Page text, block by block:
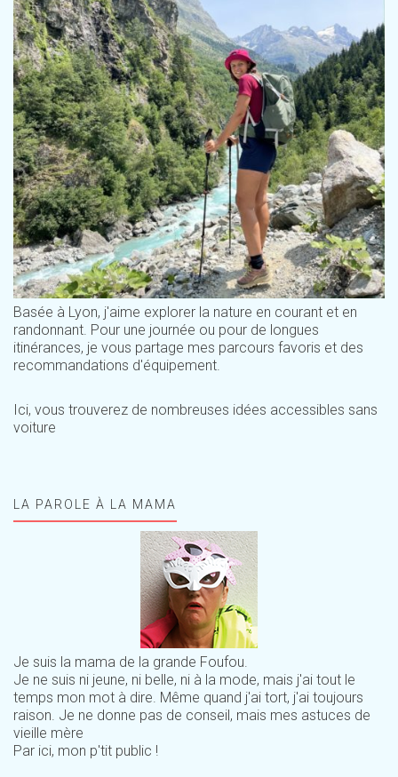
Basée à Lyon, j'aime explorer la nature en courant et en
randonnant. Pour une journée ou pour de longues
itinérances, je vous partage mes parcours favoris et des
recommandations d'équipement.
Ici, vous trouverez de nombreuses idées accessibles sans
voiture
LA PAROLE À LA MAMA
Je suis la mama de la grande Foufou.
Je ne suis ni jeune, ni belle, ni à la mode, mais j'ai tout le
temps mon mot à dire. Même quand j'ai tort, j'ai toujours
raison. Je ne donne pas de conseil, mais mes astuces de
vieille mère
Par ici, mon p'tit public !